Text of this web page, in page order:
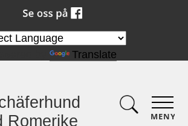
Romerike
MENY
Translate